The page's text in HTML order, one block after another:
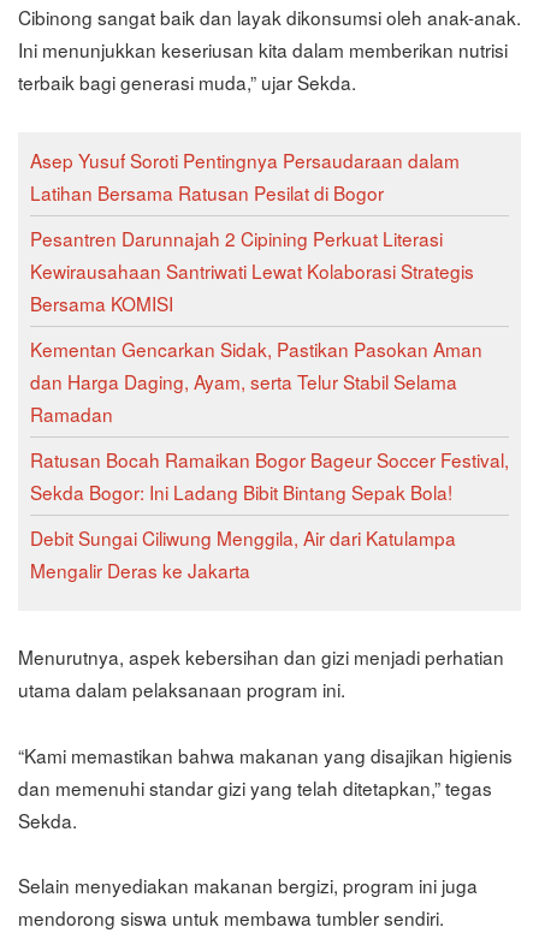
Cibinong sangat baik dan layak dikonsumsi oleh anak-anak.
Ini menunjukkan keseriusan kita dalam memberikan nutrisi
terbaik bagi generasi muda,” ujar Sekda.
Asep Yusuf Soroti Pentingnya Persaudaraan dalam
Latihan Bersama Ratusan Pesilat di Bogor
Pesantren Darunnajah 2 Cipining Perkuat Literasi
Kewirausahaan Santriwati Lewat Kolaborasi Strategis
Bersama KOMISI
Kementan Gencarkan Sidak, Pastikan Pasokan Aman
dan Harga Daging, Ayam, serta Telur Stabil Selama
Ramadan
Ratusan Bocah Ramaikan Bogor Bageur Soccer Festival,
Sekda Bogor: Ini Ladang Bibit Bintang Sepak Bola!
Debit Sungai Ciliwung Menggila, Air dari Katulampa
Mengalir Deras ke Jakarta
Menurutnya, aspek kebersihan dan gizi menjadi perhatian
utama dalam pelaksanaan program ini.
“Kami memastikan bahwa makanan yang disajikan higienis
dan memenuhi standar gizi yang telah ditetapkan,” tegas
Sekda.
Selain menyediakan makanan bergizi, program ini juga
mendorong siswa untuk membawa tumbler sendiri.